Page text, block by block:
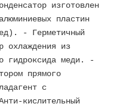
изготовлен
пластин
- Герметичный
охлаждения из
гидроксида меди. -
прямого
с
кислительный